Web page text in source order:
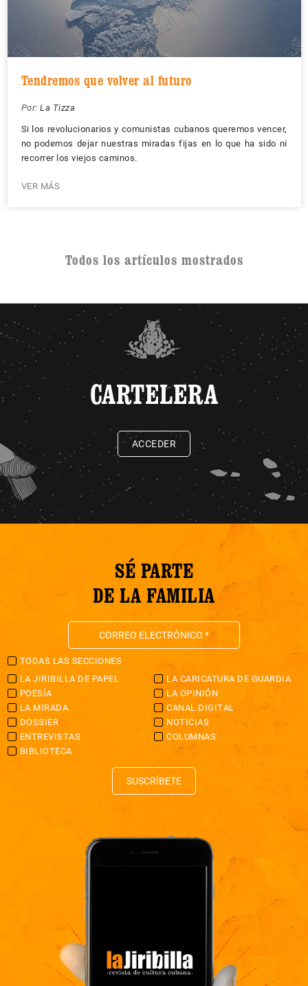
Tendremos que volver al futuro
Por: La Tizza
Si los revolucionarios y comunistas cubanos queremos vencer,
no podemos dejar nuestras miradas fijas en lo que ha sido ni
recorrer los viejos caminos.
VER MÁS
Todos los artículos mostrados
CARTELERA
ACCEDER
SÉ PARTE
DE LA FAMILIA
TODAS LAS SECCIONES
LA JIRIBILLA DE PAPEL
LA CARICATURA DE GUARDIA
POESÍA
LA OPINIÓN
LA MIRADA
CANAL DIGITAL
DOSSIER
NOTICIAS
ENTREVISTAS
COLUMNAS
BIBLIOTECA
SUSCRÍBETE